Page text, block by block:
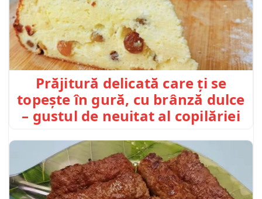
Prăjitură delicată care ți se
topește în gură, cu brânză dulce
– gustul de neuitat al copilăriei